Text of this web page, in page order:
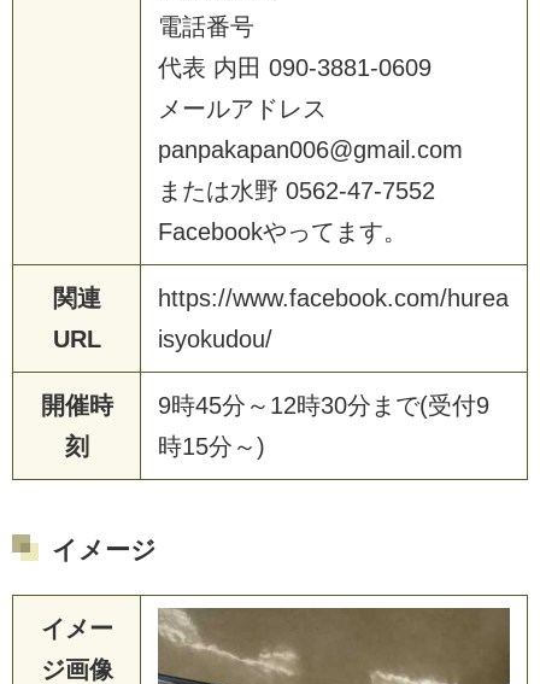
電話番号
代表 内 田 090-3881-0609
メ ールア ド レ ス
panpakapan006@gmai .com
ま たは水野 0562-47-7552
Facebookやって ま す。
関連
URL
https://www.facebook.com/hurea
isyokudou/
開催時
刻
9時45分 ～ 12時30分 ま で(受付9
時15分 ～)
イメージ
イメー
ジ画像